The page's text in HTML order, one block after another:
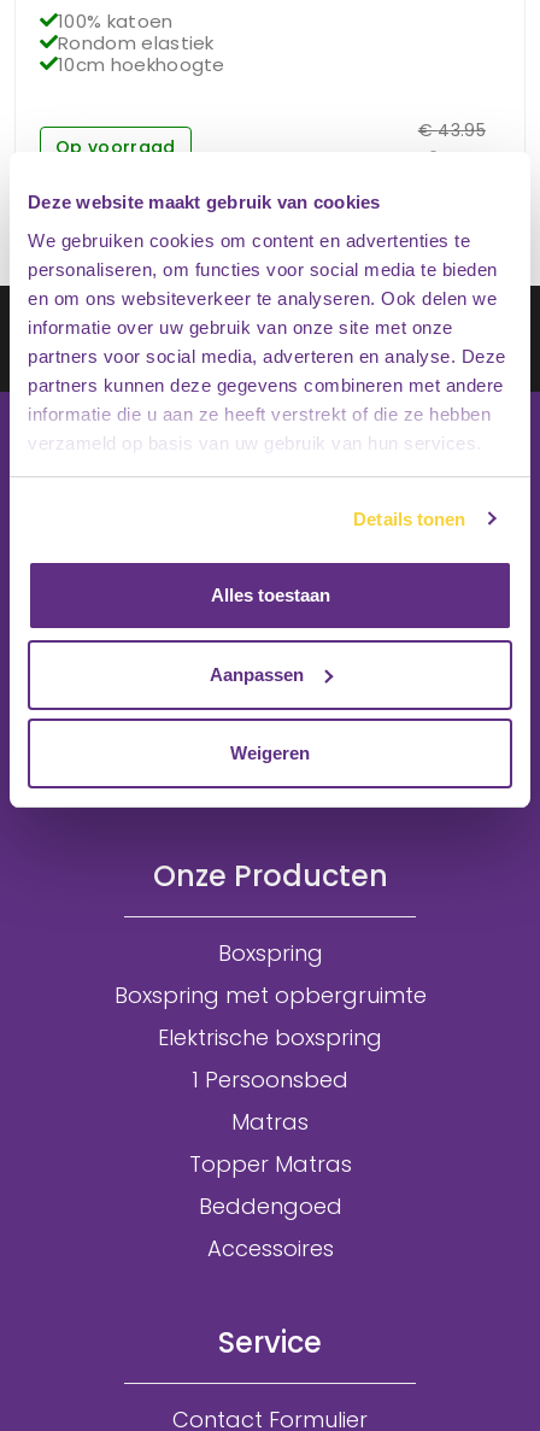
Deze website maakt gebruik van cookies
We gebruiken cookies om content en advertenties te
personaliseren, om functies voor social media te bieden
en om ons websiteverkeer te analyseren. Ook delen we
informatie over uw gebruik van onze site met onze
partners voor social media, adverteren en analyse. Deze
partners kunnen deze gegevens combineren met andere
informatie die u aan ze heeft verstrekt of die ze hebben
verzameld op basis van uw gebruik van hun services.
Details tonen
Alles toestaan
Aanpassen
Weigeren
100% katoen
Rondom elastiek
10cm hoekhoogte
Op voorraad 34.95
€43.95
Schrijf je in op onze nieuwsbrief
Inschrijven
Onze Producten
Boxspring
Boxspring met opbergruimte
Elektrische boxspring
1 Persoonsbed
Matras
Topper Matras
Beddengoed
Accessoires
Service
Contact Formulier